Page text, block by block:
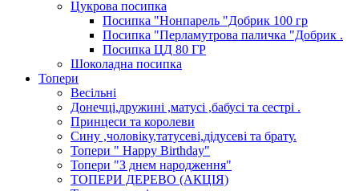
Цукрова посипка
Посипка "Нонпарель "Добрик 100 гр
Посипка "Перламутрова паличка "Добрик .
Посипка ЦД 80 ГР
Шоколадна посипка
Топери
Весільні
Донечці,дружині ,матусі ,бабусі та сестрі .
Принцеси та королеви
Сину ,чоловіку,татусеві,дідусеві та брату.
Топери " Happy Birthday"
Топери "З днем народження"
ТОПЕРИ ДЕРЕВО (АКЦІЯ)